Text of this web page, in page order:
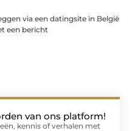
via een datingsite in België
een bericht
van ons platform!
kennis of verhalen met